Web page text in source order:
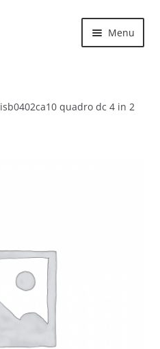
Menu
isb0402ca10 quadro dc 4 in 2